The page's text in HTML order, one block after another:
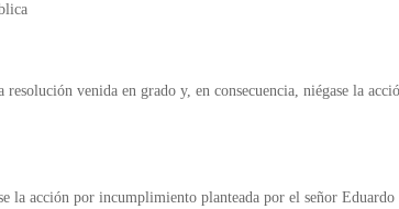
resolución venida en grado y, en consecuencia, niégase la
la acción por incumplimiento planteada por el señor